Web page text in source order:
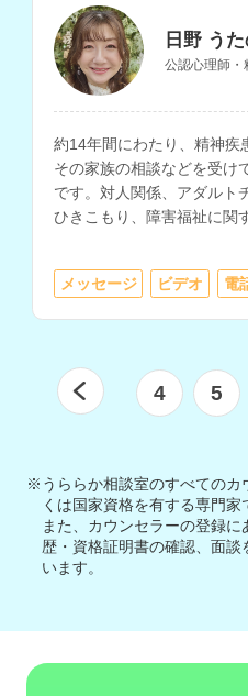
日野 う
公認心理師・
約14年間にわたり、精神疾
その家族の相談などを受け
です。対人関係、アダルト
ひきこもり、障害福祉に関
おり、ソーシャルワーカ
す。
メッセージ ビデオ 電
4 5
※うららか相談室のすべてのカ
くは国家資格を有する専門家
また、カウンセラーの登録
歴・資格証明書の確認、面
います。